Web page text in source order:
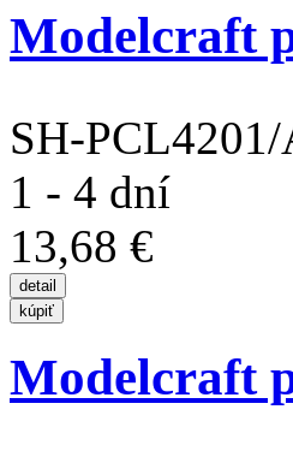
Modelcraft
SH-
1 - 4 dní
13,68 €
Modelcraft